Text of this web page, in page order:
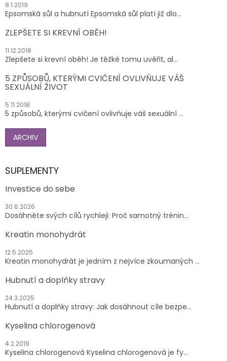
8.1.2019
Epsomská sůl a hubnutí Epsomská sůl platí již dlo...
ZLEPŠETE SI KREVNÍ OBĚH!
11.12.2018
Zlepšete si krevní oběh! Je těžké tomu uvěřit, al...
5 ZPŮSOBŮ, KTERÝMI CVIČENÍ OVLIVŇUJE VÁŠ
SEXUÁLNÍ ŽIVOT
5.11.2018
5 způsobů, kterými cvičení ovlivňuje váš sexuální ...
ARCHIV
SUPLEMENTY
Investice do sebe
30.6.2026
Dosáhněte svých cílů rychleji: Proč samotný trénin...
Kreatin monohydrát
12.5.2025
Kreatin monohydrát je jedním z nejvíce zkoumaných ...
Hubnutí a doplňky stravy
24.3.2025
Hubnutí a doplňky stravy: Jak dosáhnout cíle bezpe...
Kyselina chlorogenová
4.2.2019
Kyselina chlorogenová Kyselina chlorogenová je fy...